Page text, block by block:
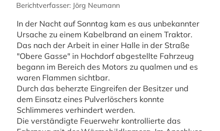
Berichtverfasser: Jörg Neumann
In der Nacht auf Sonntag kam es aus unbekannter
Ursache zu einem Kabelbrand an einem Traktor.
Das nach der Arbeit in einer Halle in der Straße
"Obere Gasse" in Hochdorf abgestellte Fahrzeug
begann im Bereich des Motors zu qualmen und es
waren Flammen sichtbar.
Durch das beherzte Eingreifen der Besitzer und
dem Einsatz eines Pulverlöschers konnte
Schlimmeres verhindert werden.
Die verständigte Feuerwehr kontrollierte das